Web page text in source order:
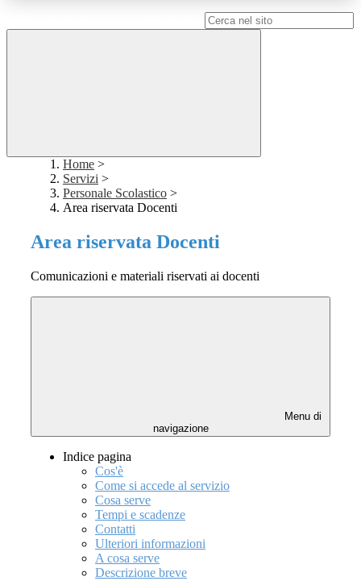
Home >
Servizi >
Personale Scolastico >
Area riservata Docenti
Area riservata Docenti
Comunicazioni e materiali riservati ai docenti
Menu di
navigazione
Indice pagina
Cos'è
Come si accede al servizio
Cosa serve
Tempi e scadenze
Contatti
Ulteriori informazioni
A cosa serve
Descrizione breve